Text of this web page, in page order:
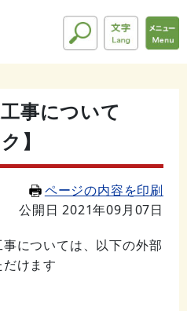
事について
】
ページの内容を印刷
公開日 2021年09月07日
については、以下の外部
けます